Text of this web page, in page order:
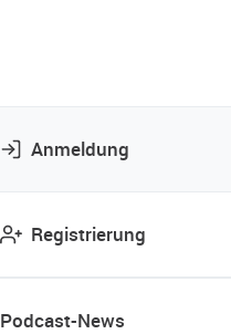
Anmeldung
Registrierung
Podcast-News